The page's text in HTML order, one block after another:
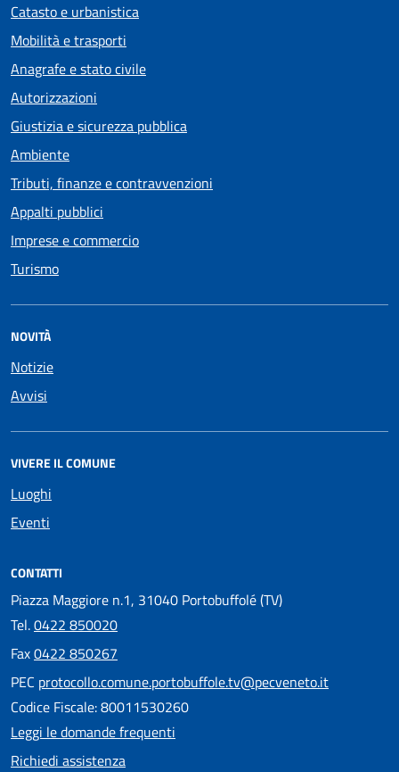
Catasto e urbanistica
Mobilità e trasporti
Anagrafe e stato civile
Autorizzazioni
Giustizia e sicurezza pubblica
Ambiente
Tributi, finanze e contravvenzioni
Appalti pubblici
Imprese e commercio
Turismo
NOVITÀ
Notizie
Avvisi
VIVERE IL COMUNE
Luoghi
Eventi
CONTATTI
Piazza Maggiore n.1, 31040 Portobuffolé (TV)
Tel.0422 850020
Fax0422 850267
PEC protocollo.comune.portobuffole.tv@pecveneto.it
Codice Fiscale: 80011530260
Leggi le domande frequenti
Richiedi assistenza